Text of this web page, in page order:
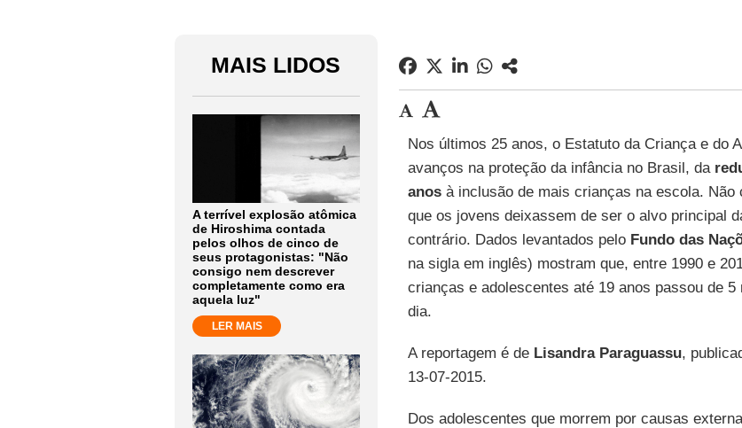
MAIS LIDOS
A terrível explosão atômica
de Hiroshima contada
pelos olhos de cinco de
seus protagonistas: "Não
consigo nem descrever
completamente como era
aquela luz"
LER MAIS
Nos últimos 25 anos, o Estatuto da Criança e do
avanços na proteção da infância no Brasil, da
anosà inclusão de mais crianças na escola. Não
que os jovens deixassem de ser o alvo principal
contrário. Dados levantados peloFundo das
na sigla em inglês) mostram que, entre 1990 e
crianças e adolescentes até 19 anos passou de
dia.
A reportagem é de Lisandra Paraguassu,
13-07-2015.
Dos adolescentes que morrem por causas